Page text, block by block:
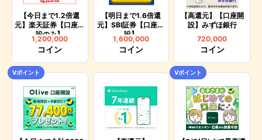
【今日まで1.2倍還
元】楽天証券【口座開
設のみ】
1,200,000
コイン
【明日まで1.6倍還
元】SBI証券【口座開
設】
1,600,000
コイン
【高還元】【口座開
設】みずほ銀行
720,000
コイン
Vポイント Vポイント